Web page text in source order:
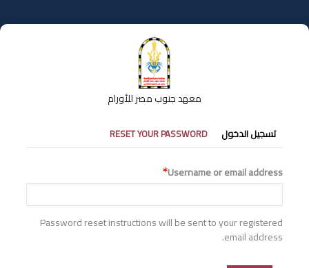
إلى
المحتوى
معهد جنوب مصر للأورام
التبويبات
الأساسية
تسجيل الدخول RESET YOUR PASSWORD
Username or email address
Password reset instructions will be sent to your registered
email address.